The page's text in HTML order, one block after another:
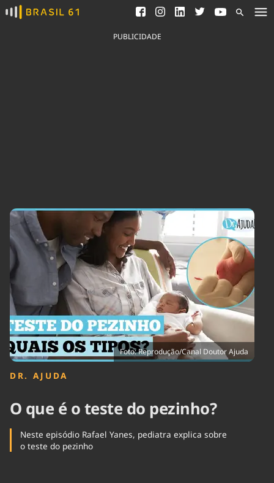
Ver todas as notícias
Saneamento
Indicadores
Agronegócios
Brasil
Brasil Mineral
Ciência &
Tecnologia
Cinema
Comportamento
Cultura
Economia
Educação
Infraestrutura
Internacional
Meio Ambiente
Podcast
Política
Saúde
Tempo
PUBLICIDADE
Foto: Reprodução/Canal Doutor Ajuda
DR. AJUDA
O que é o teste do pezinho?
Neste episódio Rafael Yanes, pediatra explica sobre
o teste do pezinho